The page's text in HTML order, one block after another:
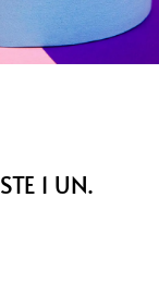
1 UN.